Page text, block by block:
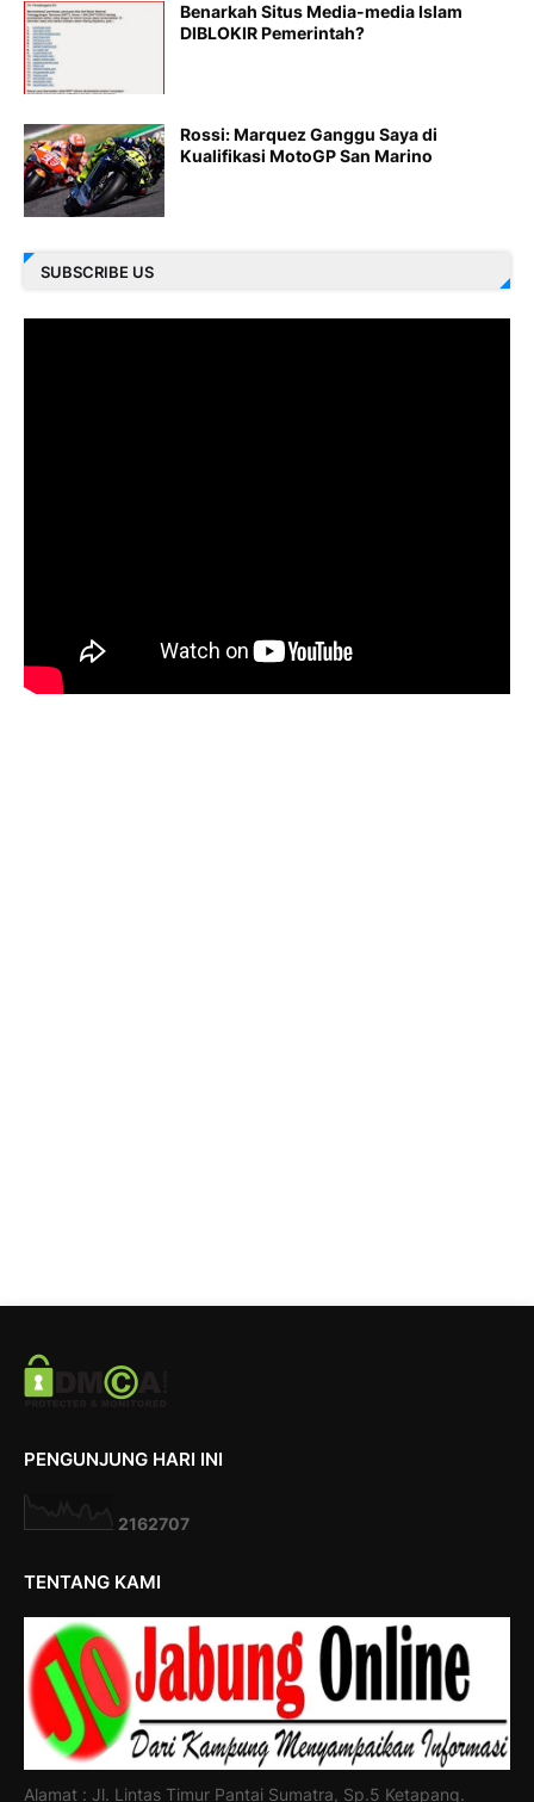
Benarkah Situs Media-media Islam
DIBLOKIR Pemerintah?
Rossi: Marquez Ganggu Saya di
Kualifikasi MotoGP San Marino
SUBSCRIBE US
PENGUNJUNG HARI INI
2162707
TENTANG KAMI
Alamat : Jl. Lintas Timur Pantai Sumatra, Sp.5 Ketapang.